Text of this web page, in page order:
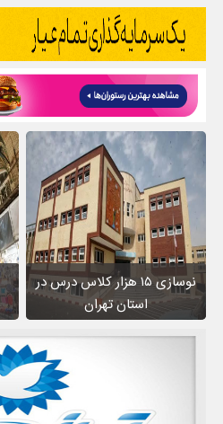
نوسازی ۱۵ هزار کلاس درس در
استان تهران